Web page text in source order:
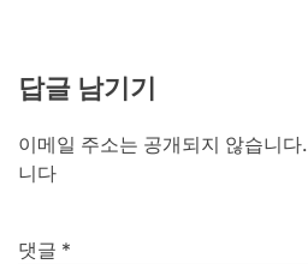
답글 남기기
이메일 주소는 공개되지 않습니다.
니다
댓글 *